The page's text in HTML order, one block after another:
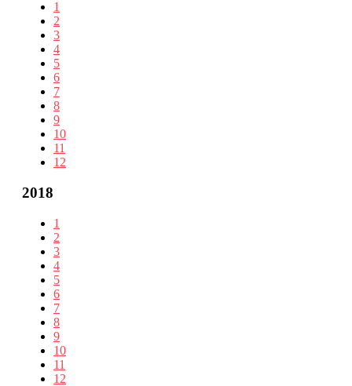
1
2
3
4
5
6
7
8
9
10
11
12
2018
1
2
3
4
5
6
7
8
9
10
11
12